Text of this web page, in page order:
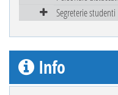
Segreterie studenti
Info